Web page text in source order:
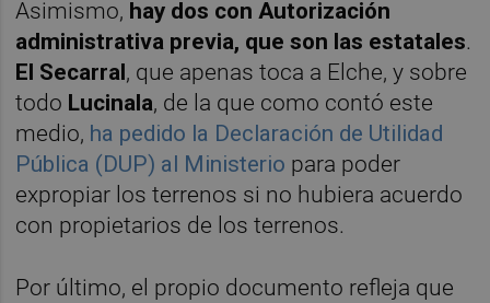
Asimismo, hay dos con Autorización
administrativa previa, que son las estatales.
El Secarral, que apenas toca a Elche, y sobre
todo Lucinala, de la que como contó este
medio, ha pedido la Declaración de Utilidad
Pública (DUP) al Ministerio para poder
expropiar los terrenos si no hubiera acuerdo
con propietarios de los terrenos.
Por último, el propio documento refleja que